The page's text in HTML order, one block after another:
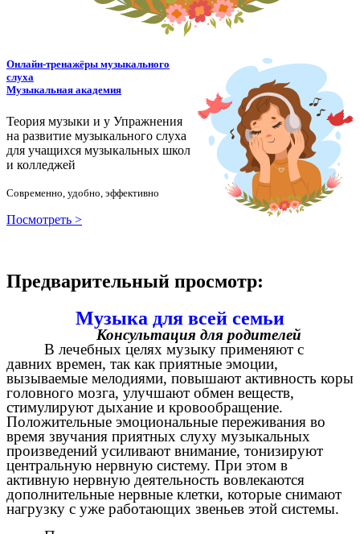
Онлайн-тренажёры музыкального
слуха
Музыкальная академия
Теория музыки и у Упражнения
на развитие музыкального слуха
для учащихся музыкальных школ
и колледжей
Современно, удобно, эффективно
Посмотреть >
Предварительный просмотр:
Музыка для всей семьи
Консультация для родителей
В лечебных целях музыку применяют с
давних времен, так как приятные эмоции,
вызываемые мелодиями, повышают активность коры
головного мозга, улучшают обмен веществ,
стимулируют дыхание и кровообращение.
Положительные эмоциональные переживания во
время звучания приятных слуху музыкальных
произведений усиливают внимание, тонизируют
центральную нервную систему. При этом в
активную нервную деятельность вовлекаются
дополнительные нервные клетки, которые снимают
нагрузку с уже работающих звеньев этой системы.